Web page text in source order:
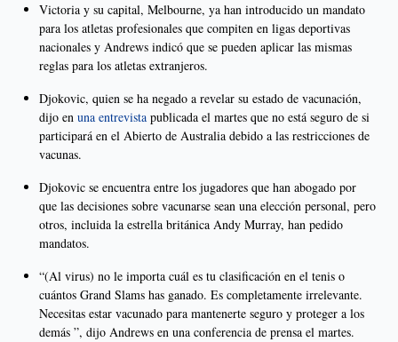
Victoria y su capital, Melbourne, ya han introducido un mandato
para los atletas profesionales que compiten en ligas deportivas
nacionales y Andrews indicó que se pueden aplicar las mismas
reglas para los atletas extranjeros.
Djokovic, quien se ha negado a revelar su estado de vacunación,
dijo en una entrevista publicada el martes que no está seguro de si
participará en el Abierto de Australia debido a las restricciones de
vacunas.
Djokovic se encuentra entre los jugadores que han abogado por
que las decisiones sobre vacunarse sean una elección personal, pero
otros, incluida la estrella británica Andy Murray, han pedido
mandatos.
“(Al virus) no le importa cuál es tu clasificación en el tenis o
cuántos Grand Slams has ganado. Es completamente irrelevante.
Necesitas estar vacunado para mantenerte seguro y proteger a los
demás ”, dijo Andrews en una conferencia de prensa el martes.